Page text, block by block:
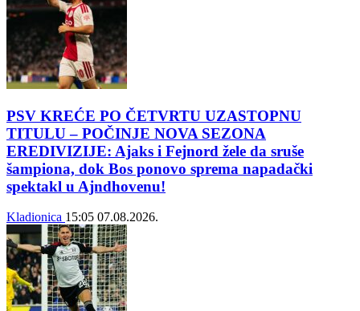
PSV KREĆE PO ČETVRTU UZASTOPNU
TITULU – POČINJE NOVA SEZONA
EREDIVIZIJE: Ajaks i Fejnord žele da sruše
šampiona, dok Bos ponovo sprema napadački
spektakl u Ajndhovenu!
Kladionica 15:05 07.08.2026.